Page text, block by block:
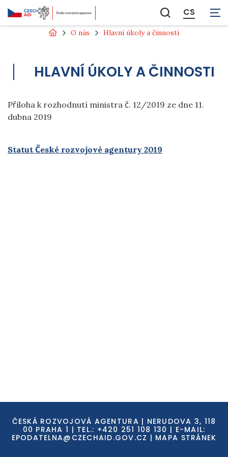
Zobrazit
vyhledávání
CS
O nás Hlavní úkoly a činnosti
HLAVNÍ ÚKOLY A ČINNOSTI
Příloha k rozhodnutí ministra č. 12/2019 ze dne 11.
dubna 2019
Statut České rozvojové agentury 2019
ČESKÁ ROZVOJOVÁ AGENTURA | NERUDOVA 3, 118
00 PRAHA 1 | TEL.: +420 251 108 130 | E-MAIL:
EPODATELNA@CZECHAID.GOV.CZ | MAPA STRÁNEK